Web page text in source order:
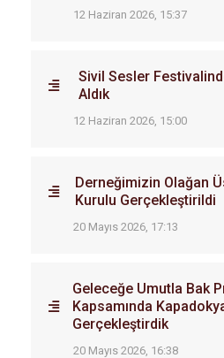
12 Haziran 2026, 15:37
Sivil Sesler
Aldık
12 Haziran 2026, 15:00
Derneğimizin Olağan
Kurulu Gerçekleştirildi
20 Mayıs 2026, 17:13
Geleceğe Umutla Bak
Kapsamında
Gerçekleştirdik
20 Mayıs 2026, 16:38